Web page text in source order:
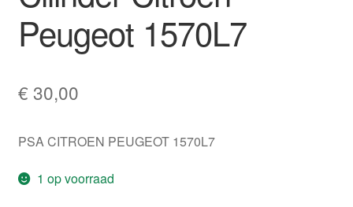
Peugeot 1570L7
€ 30,00
PSA CITROEN PEUGEOT 1570L7
1 op voorraad